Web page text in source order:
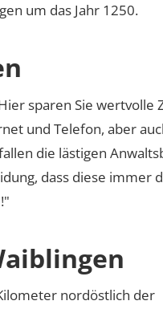
um das Jahr 1250.
sparen Sie wertvolle
und Telefon, aber
die lästigen
dass diese immer
nordöstlich der